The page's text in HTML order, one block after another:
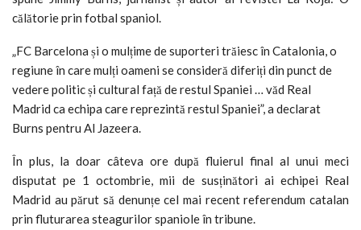
călătorie prin fotbal spaniol.
„FC Barcelona și o mulțime de suporteri trăiesc în Catalonia, o
regiune în care mulți oameni se consideră diferiți din punct de
vedere politic și cultural față de restul Spaniei … văd Real
Madrid ca echipa care reprezintă restul Spaniei”, a declarat
Burns pentru Al Jazeera.
În plus, la doar câteva ore după fluierul final al unui meci
disputat pe 1 octombrie, mii de susținători ai echipei Real
Madrid au părut să denunțe cel mai recent referendum catalan
prin fluturarea steagurilor spaniole în tribune.